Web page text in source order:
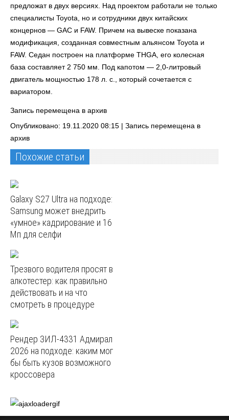
предложат в двух версиях. Над проектом работали не только
специалисты Toyota, но и сотрудники двух китайских
концернов — GAC и FAW. Причем на вывеске показана
модификация, созданная совместным альянсом Toyota и
FAW. Седан построен на платформе THGA, его колесная
база составляет 2 750 мм. Под капотом — 2,0-литровый
двигатель мощностью 178 л. с., который сочетается с
вариатором.
Запись перемещена в архив
Опубликовано: 19.11.2020 08:15 | Запись перемещена в
архив
Похожие статьи
Galaxy S27 Ultra на подходе:
Samsung может внедрить
«умное» кадрирование и 16
Мп для селфи
Трезвого водителя просят в
алкотестер: как правильно
действовать и на что
смотреть в процедуре
Рендер ЗИЛ-4331 Адмирал
2026 на подходе: каким мог
бы быть кузов возможного
кроссовера